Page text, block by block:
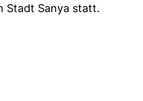
Stadt Sanya statt.